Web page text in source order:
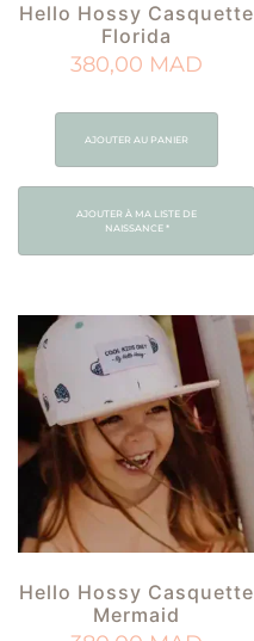
Hello Hossy Casquette
Florida
380,00 MAD
AJOUTER AU PANIER
AJOUTER À MA LISTE DE
NAISSANCE*
Hello Hossy Casquette
Mermaid